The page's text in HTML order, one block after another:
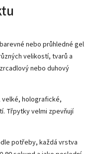
nebo průhledné gel
velikostí, tvarů a
nebo duhový
holografické,
Třpytky velmi zpevňují
potřeby, každá vrstva